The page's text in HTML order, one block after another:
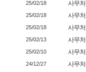
25/02/18 사무처
25/02/18 사무처
25/02/18 사무처
25/02/13 사무처
25/02/10 사무처
24/12/27 사무처